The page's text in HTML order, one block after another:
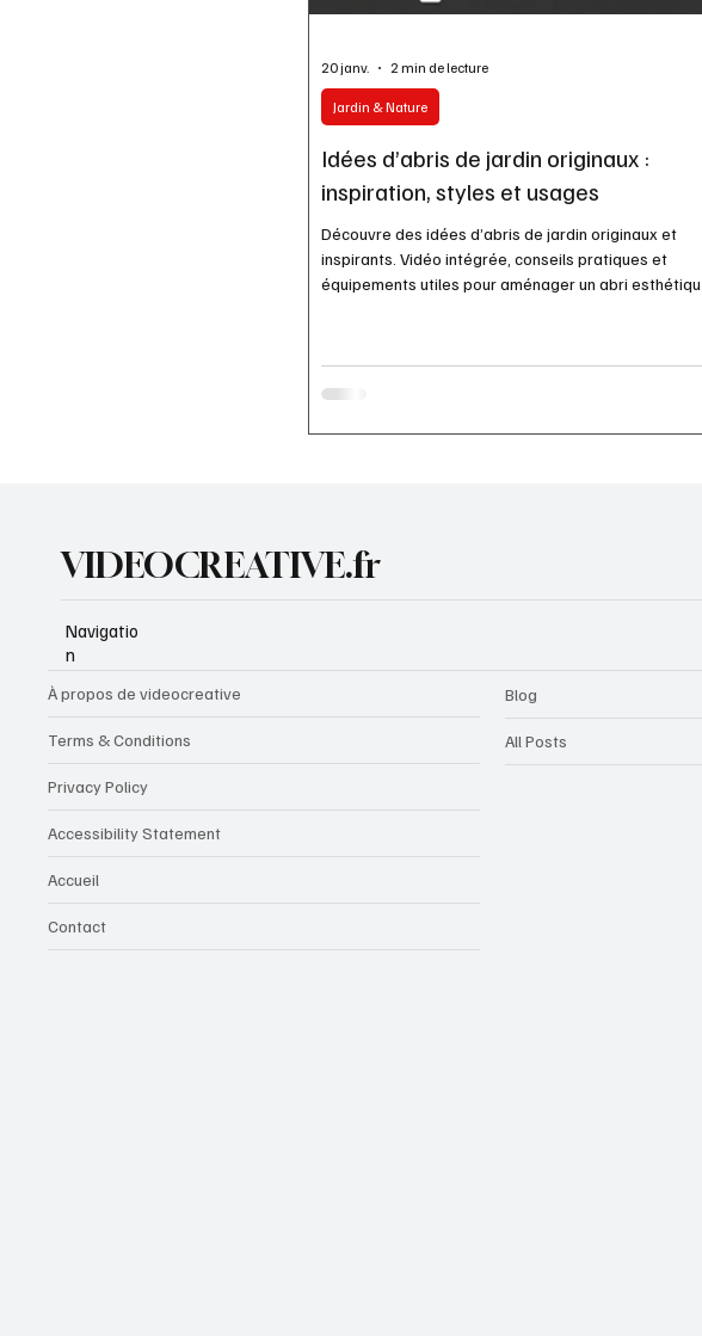
Idées d’abris de jardin originaux :
inspiration, styles et usages
Découvre des idées d’abris de jardin originaux et
inspirants. Vidéo intégrée, conseils pratiques et
équipements utiles pour aménager un abri esthétique
Jardin & Nature
20 janv. 2 min de lecture
VIDEOCREATIVE.fr
Navigatio
n
À propos de videocreative
Terms & Conditions
Privacy Policy
Accessibility Statement
Accueil
Contact
Blog
All Posts